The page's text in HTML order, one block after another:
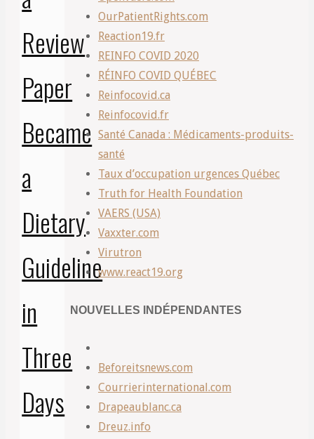
Review
Paper
Became
a
Dietary
Guideline
in
Three
Days
OurPatientRights.com
Reaction19.fr
REINFO COVID 2020
RÉINFO COVID QUÉBEC
Reinfocovid.ca
Reinfocovid.fr
Santé Canada : Médicaments-produits-
santé
Taux d’occupation urgences Québec
Truth for Health Foundation
VAERS (USA)
Vaxxter.com
Virutron
www.react19.org
NOUVELLES INDÉPENDANTES
Beforeitsnews.com
Courrierinternational.com
Drapeaublanc.ca
Dreuz.info